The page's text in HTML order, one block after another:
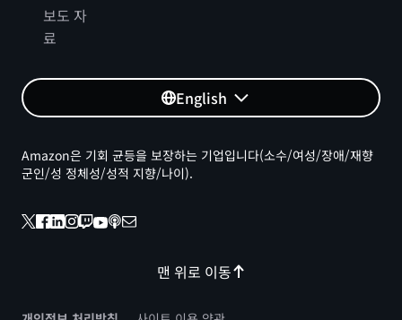
보도 자
료
English
맨 위로 이동
Amazon은 기회 균등을 보장하는 기업입니다(소수/여성/장애/재향
군인/성 정체성/성적 지향/나이).